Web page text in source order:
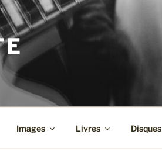
Images Livres Disques